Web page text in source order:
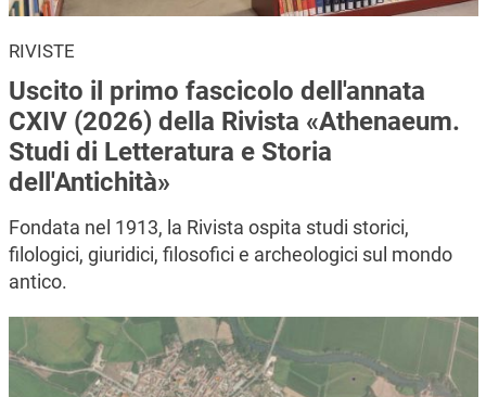
RIVISTE
Uscito il primo fascicolo dell'annata
CXIV (2026) della Rivista «Athenaeum.
Studi di Letteratura e Storia
dell'Antichità»
Fondata nel 1913, la Rivista ospita studi storici,
filologici, giuridici, filosofici e archeologici sul mondo
antico.